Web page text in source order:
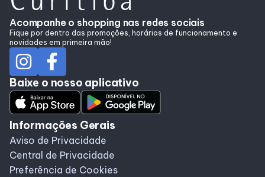
Acompanhe o shopping nas redes sociais
Fique por dentro das promoções, horários de funcionamento e
novidades em primeira mão!
Baixe o nosso aplicativo
Informações Gerais
Aviso de Privacidade
Central de Privacidade
Preferência de Cookies